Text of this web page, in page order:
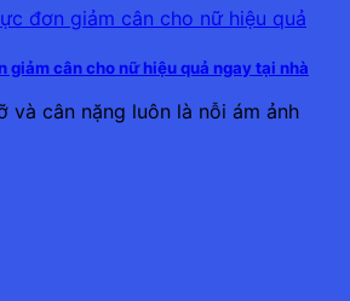
giảm cân cho nữ hiệu quả ngay tại nhà
và cân nặng luôn là nỗi ám ảnh